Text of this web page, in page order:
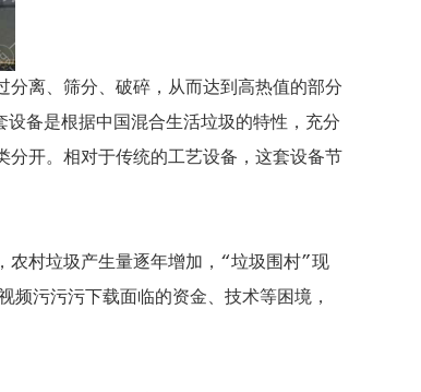
离、筛分、破碎，从而达到高热值的部分
备是根据中国混合生活垃圾的特性，充分
分开。相对于传统的工艺设备，这套设备节
农村垃圾产生量逐年增加，“垃圾围村”现
污污污下载面临的资金、技术等困境，